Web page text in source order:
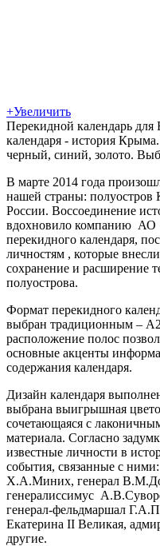
+Увеличить
Перекидной календарь
календаря - история
черный, синий, золото.
В марте 2014 года
нашей страны:
России. Воссоединение
вдохновило компанию АО
перекидного календаря,
личностям , которые
сохранение и расширение
полуострова.
Формат перекидного
выбран традиционным –
расположение полос
основные акценты
содержания календаря.
Дизайн календаря
выбрана выигрышная
сочетающаяся с
материала. Согласно
известные личности в
события, связанные с
Х.А.Миних, генерал
генералиссимус
генерал-фельдмаршал
Екатерина II Великая,
другие.